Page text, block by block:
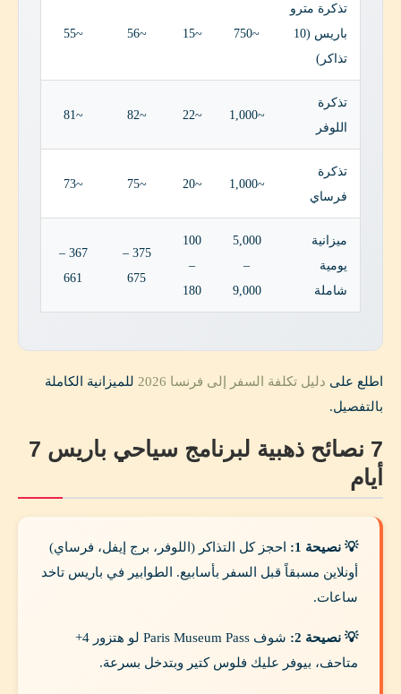
تذكرة مترو
باريس (10
تذاكر)
~750
~15
~56
~55
تذكرة
اللوفر
~1,000
~22
~82
~81
تذكرة
فرساي
~1,000
~20
~75
~73
ميزانية
يومية
شاملة
5,000
–
9,000
100
–
180
375 –
675
367 –
661
اطلع على دليل تكلفة السفر إلى فرنسا 2026
للميزانية الكاملة
بالتفصيل.
7 نصائح ذهبية لبرنامج سياحي باريس 7
أيام
💡 نصيحة 1:
احجز كل التذاكر (اللوفر، برج إيفل، فرساي)
أونلاين مسبقاً قبل السفر بأسابيع. الطوابير في باريس تاخد
ساعات.
💡 نصيحة 2:
شوف Paris Museum Pass لو هتزور 4+
متاحف، بيوفر عليك فلوس كتير وبتدخل بسرعة.